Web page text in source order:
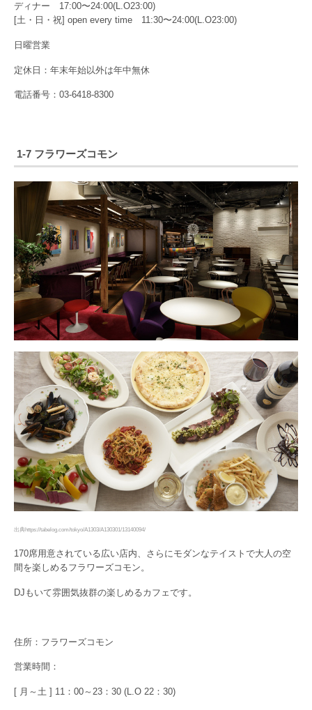
ディナー 17:00〜24:00(L.O23:00)
[土・日・祝] open every time 11:30〜24:00(L.O23:00)
日曜営業
定休日：年末年始以外は年中無休
電話番号：03-6418-8300
1-7 フラワーズコモン
出典https://tabelog.com/tokyo/A1303/A130301/13140094/
170席用意されている広い店内、さらにモダンなテイストで大人の空
間を楽しめるフラワーズコモン。
DJもいて雰囲気抜群の楽しめるカフェです。
住所：フラワーズコモン
営業時間：
[ 月～土 ] 11：00～23：30 (L.O 22：30)